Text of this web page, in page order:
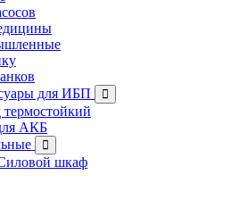
для ИБП
АКБ
шкаф